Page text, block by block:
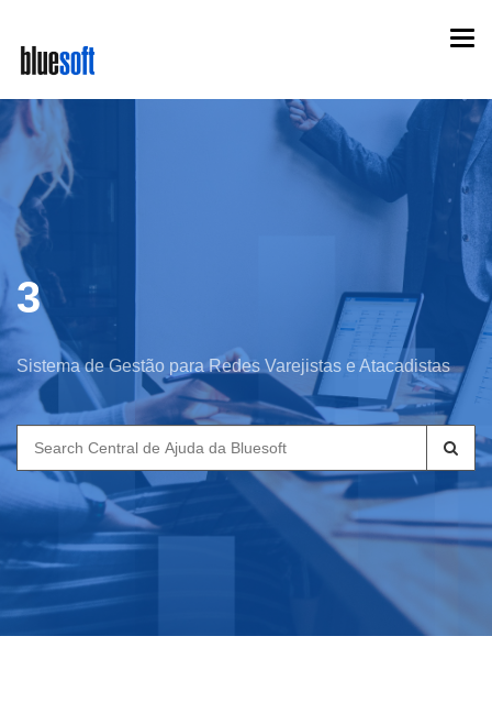
main
content
3
Sistema de Gestão para Redes Varejistas e Atacadistas
Search
for: